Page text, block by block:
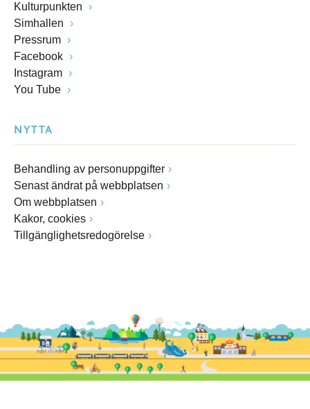
Kulturpunkten
Simhallen
Pressrum
Facebook
Instagram
You Tube
NYTTA
Behandling av personuppgifter
Senast ändrat på webbplatsen
Om webbplatsen
Kakor, cookies
Tillgänglighetsredogörelse